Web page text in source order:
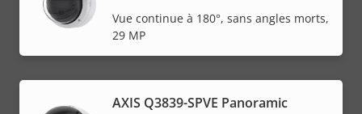
Vue continue à 180°, sans angles morts,
29 MP
AXIS Q3839-SPVE Panoramic